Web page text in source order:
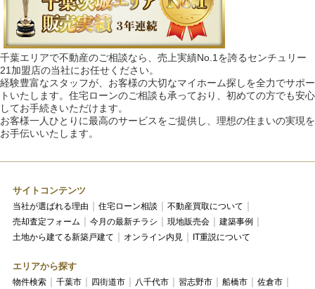
千葉エリアで不動産のご相談なら、売上実績No.1を誇るセンチュリー
21加盟店の当社にお任せください。
経験豊富なスタッフが、お客様の大切なマイホーム探しを全力でサポー
トいたします。住宅ローンのご相談も承っており、初めての方でも安心
してお手続きいただけます。
お客様一人ひとりに最高のサービスをご提供し、理想の住まいの実現を
お手伝いいたします。
サイトコンテンツ
当社が選ばれる理由 住宅ローン相談
不動産買取について
売却査定フォーム
今月の最新チラシ 現地販売会
建築事例
土地から建てる新築戸建て
オンライン内見 IT重説について
エリアから探す
物件検索 千葉市 四街道市 八千代市 習志野市 船橋市
佐倉市